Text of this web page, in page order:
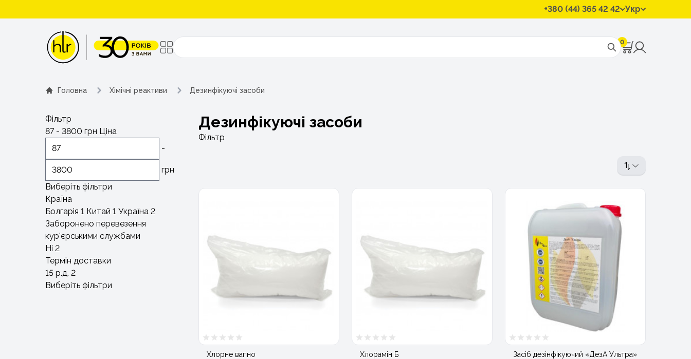
+380 (44) 365 42 42 Укр
0
Поиск
Головна Хімічні реактиви Дезинфікуючі засоби
Фільтр
87- 3800 грн Ціна
-
грн
Виберіть фільтри
Країна
Болгарія 1 Китай 1 Україна 2
Заборонено перевезення
кур'єрськими службами
Ні 2
Термін доставки
15 р.д. 2
Виберіть фільтри
Дезинфікуючі засоби
Фільтр
Хлорне вапно Хлорамін Б Засіб дезінфікуючий «ДезА Ультра»